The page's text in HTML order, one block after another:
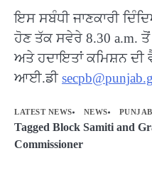
ਇਸ ਸਬੰਧੀ ਜਾਣਕਾਰੀ
ਹੋਣ ਤੱਕ ਸਵੇਰੇ 8.30 a.m.
ਅਤੇ ਹਦਾਇਤਾਂ ਕਮਿਸ਼ਨ ਦੀ
ਆਈ.ਡੀ
LATEST NEWS NEWS PUNJAB
Tagged Block Samiti and
Commissioner